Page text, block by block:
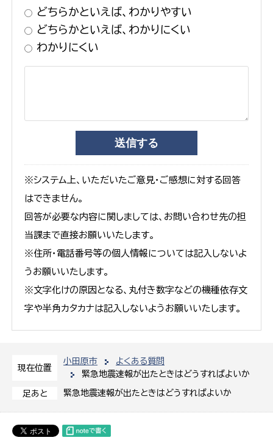
現在位置
小田原市
よくある質問
緊急地震速報が出たときはどうすればよいか
足あと 緊急地震速報が出たときはどうすればよいか
どちらかといえば、わかりやすい
どちらかといえば、わかりにくい
わかりにくい
※システム上、いただいたご意見・ご感想に対する回答
はできません。
回答が必要な内容に関しましては、お問い合わせ先の担
当課まで直接お願いいたします。
※住所・電話番号等の個人情報については記入しないよ
うお願いいたします。
※文字化けの原因となる、丸付き数字などの機種依存文
字や半角カタカナは記入しないようお願いいたします。